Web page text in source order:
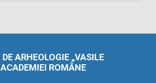
ARHEOLOGIE „VASILE
ROMÂNE